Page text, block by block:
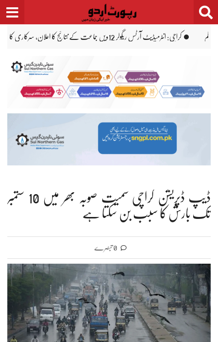
Skip
to
content
سندھ کے سرکاری اسکولوں کے اوقاتِ کار جاری
ڈیپ ڈپریشن کراچی سمیت صوبہ بھر میں 10 ستمبر
تک بارش کا سبب بن سکتا ہے
0 تبصرے